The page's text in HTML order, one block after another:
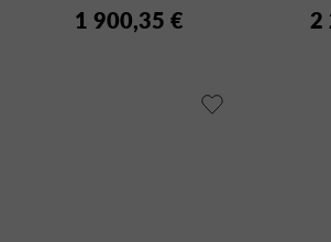
1 900,35 € 2